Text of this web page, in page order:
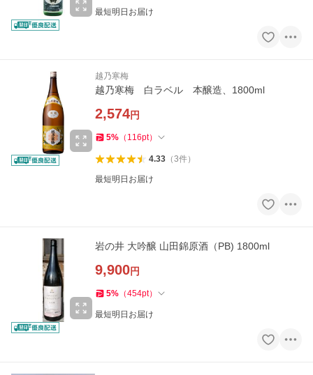
最短明日お届け
越乃寒梅
越乃寒梅 白ラベル 本醸造、1800ml
2,574円
5% （ 116pt）
4.33（3件）
最短明日お届け
岩の井 大吟醸 山田錦原酒（PB) 1800ml
9,900円
5% （454pt）
最短明日お届け